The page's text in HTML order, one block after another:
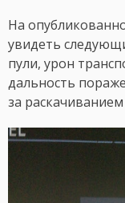
На
увидеть
пули, урон
дальность
за